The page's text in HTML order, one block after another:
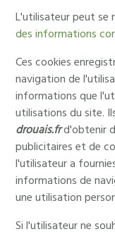
L'utilisateur peut se
des informations
Ces cookies
navigation de
informations que
utilisations du site.
drouais.frd'obtenir
publicitaires et de
l'utilisateur a
informations de
une utilisation
Si l'utilisateur ne